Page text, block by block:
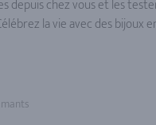
depuis chez vous et les
la vie avec des bijoux